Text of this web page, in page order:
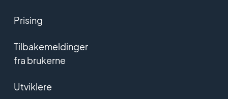
Prising
Tilbakemeldinger
fra brukerne
Utviklere